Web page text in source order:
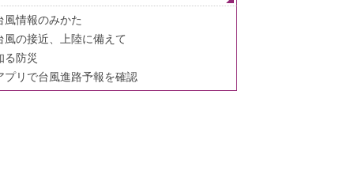
風情報のみかた
風の接近、上陸に備えて
る防災
プリで台風進路予報を確認